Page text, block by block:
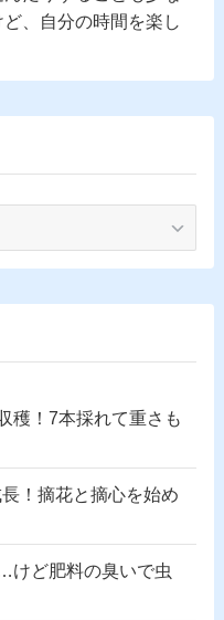
、自分の時間を楽し
穫！7本採れて重さも
！摘花と摘心を始め
けど肥料の臭いで虫